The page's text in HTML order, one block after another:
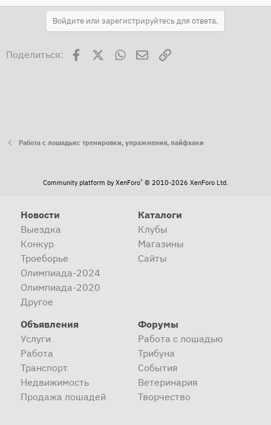
Войдите или зарегистрируйтесь для ответа.
Поделиться: Facebook WhatsAppЭлектронная почта
Ссылка
Работа с лошадью: тренировки, упражнения, лайфхаки
Community platform by XenForo® © 2010-2026 XenForo Ltd.
Новости
Выездка
Конкур
Троеборье
Олимпиада-2024
Олимпиада-2020
Другое
Каталоги
Клубы
Магазины
Сайты
Объявления
Услуги
Работа
Транспорт
Недвижимость
Продажа лошадей
Форумы
Работа с лошадью
Трибуна
События
Ветеринария
Творчество